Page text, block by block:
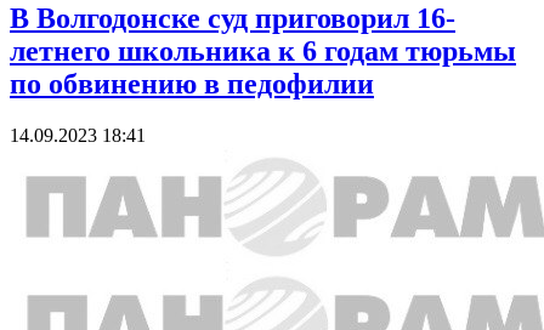
В Волгодонске суд приговорил 16-
летнего школьника к 6 годам тюрьмы
по обвинению в педофилии
14.09.2023 18:41